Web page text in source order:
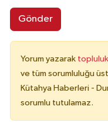
Gönder
Yorum yazarak topluluk
ve tüm sorumluluğu
Kütahya Haberleri -
sorumlu tutulamaz.